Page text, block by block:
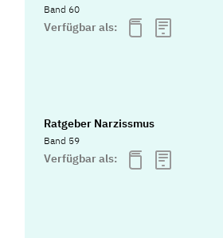
Band 60
Verfügbar als:
Ratgeber Narzissmus
Band 59
Verfügbar als: